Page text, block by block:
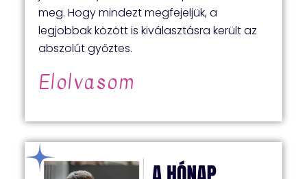
meg. Hogy mindezt megfejeljük, a
legjobbak között is kiválasztásra került az
abszolút győztes.
Elolvasom